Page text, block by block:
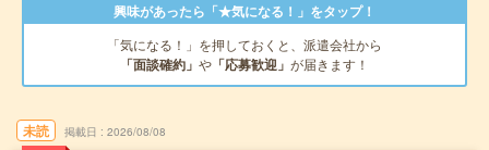
興味があったら「★気になる！」をタップ！
「気になる！」を押しておくと、派遣会社から
「面談確約」 や 「応募歓迎」 が届きます！
未読 掲載日 2026/08/08